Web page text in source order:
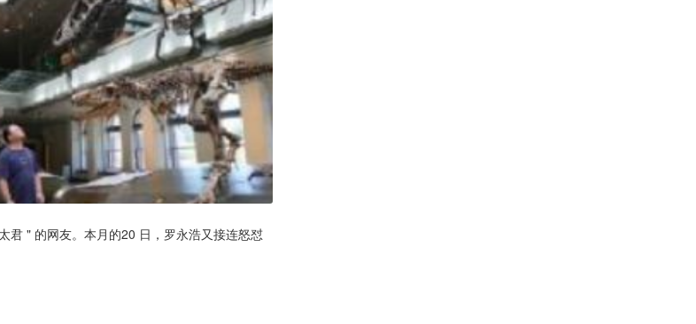
君 " 的网友。本月的20 日，罗永浩又接连怒怼